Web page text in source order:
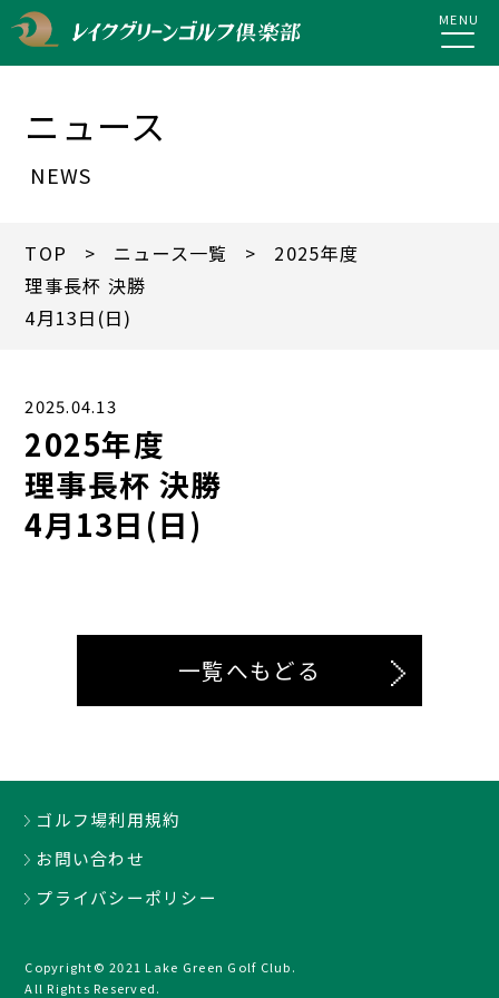
MENU
ニュース
NEWS
TOP > ニュース一覧
> 2025年度
理事長杯 決勝
4月13日(日)
2025.04.13
2025年度
理事長杯 決勝
4月13日(日)
一覧へもどる
ゴルフ場利用規約
お問い合わせ
プライバシーポリシー
Copyright© 2021 Lake Green Golf Club.
All Rights Reserved.